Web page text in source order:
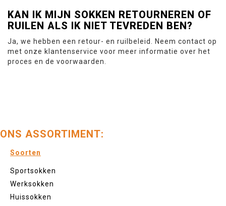
KAN IK MIJN SOKKEN RETOURNEREN OF
RUILEN ALS IK NIET TEVREDEN BEN?
Ja, we hebben een retour- en ruilbeleid. Neem contact op
met onze klantenservice voor meer informatie over het
proces en de voorwaarden.
ONS ASSORTIMENT:
Soorten
Sportsokken
Werksokken
Huissokken